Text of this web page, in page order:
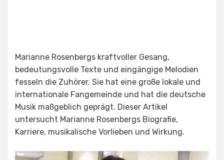
Marianne Rosenbergs kraftvoller Gesang,
bedeutungsvolle Texte und eingängige Melodien
fesseln die Zuhörer. Sie hat eine große lokale und
internationale Fangemeinde und hat die deutsche
Musik maßgeblich geprägt. Dieser Artikel
untersucht Marianne Rosenbergs Biografie,
Karriere, musikalische Vorlieben und Wirkung.